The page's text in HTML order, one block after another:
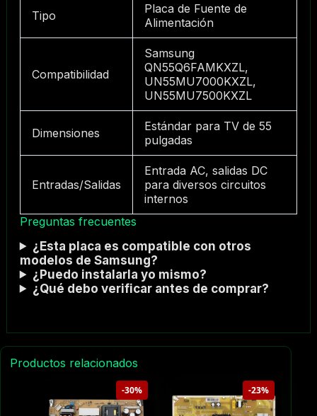
Tipo
Placa de Fuente de
Alimentación
Compatibilidad
Samsung
QN55Q6FAMKXZL,
UN55MU7000KXZL,
UN55MU7500KXZL
Dimensiones
Estándar para TV de 55
pulgadas
Entradas/Salidas
Entrada AC, salidas DC
para diversos circuitos
internos
Preguntas frecuentes
¿Esta placa es compatible con otros
modelos de Samsung?
¿Puedo instalarla yo mismo?
¿Qué debo verificar antes de comprar?
Productos relacionados
-30% -23%